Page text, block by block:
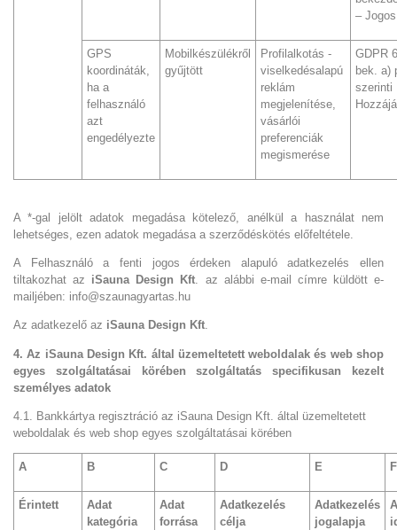
–
GPS
koordináták,
ha a
felhasználó
azt
engedélyezte
Mobilkészülékről
gyűjtött
Profilalkotás -
viselkedésalapú
reklám
megjelenítése,
vásárlói
preferenciák
megismerése
GDPR
bek. a)
szerinti
A *-gal jelölt adatok megadása kötelező, anélkül a használat nem
lehetséges, ezen adatok megadása a szerződéskötés előfeltétele.
A Felhasználó a fenti jogos érdeken alapuló adatkezelés ellen
tiltakozhat az iSauna Design Kft . az alábbi e-mail címre küldött e-
mailjében: info@szaunagyartas.hu
Az adatkezelő az iSauna Design Kft.
4. Az iSauna Design Kft. által üzemeltetett weboldalak és web shop
egyes szolgáltatásai körében szolgáltatás specifikusan kezelt
személyes adatok
4.1. Bankkártya regisztráció az iSauna Design Kft. által üzemeltetett
weboldalak és web shop egyes szolgáltatásai körében
A B C D E F
Érintett
Adat
kategória
Adat
forrása
Adatkezelés
célja
Adatkezelés
jogalapja